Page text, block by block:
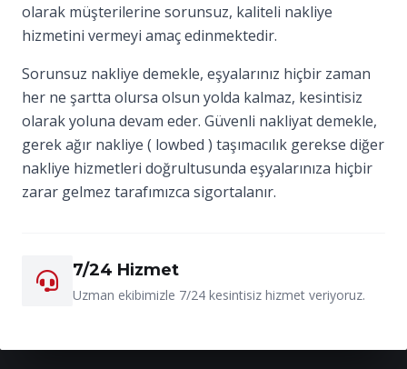
olarak müşterilerine sorunsuz, kaliteli nakliye
hizmetini vermeyi amaç edinmektedir.
Sorunsuz nakliye demekle, eşyalarınız hiçbir zaman
her ne şartta olursa olsun yolda kalmaz, kesintisiz
olarak yoluna devam eder. Güvenli nakliyat demekle,
gerek ağır nakliye ( lowbed ) taşımacılık gerekse diğer
nakliye hizmetleri doğrultusunda eşyalarınıza hiçbir
zarar gelmez tarafımızca sigortalanır.
7/24 Hizmet
Uzman ekibimizle 7/24 kesintisiz hizmet veriyoruz.